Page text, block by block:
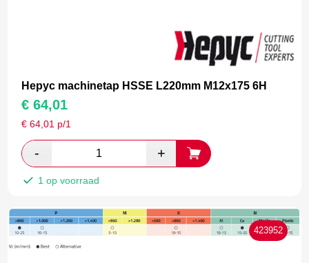
Hepyc machinetap HSSE L220mm M12x175 6H
€ 64,01
€64,01 p/1
1 op voorraad
423952